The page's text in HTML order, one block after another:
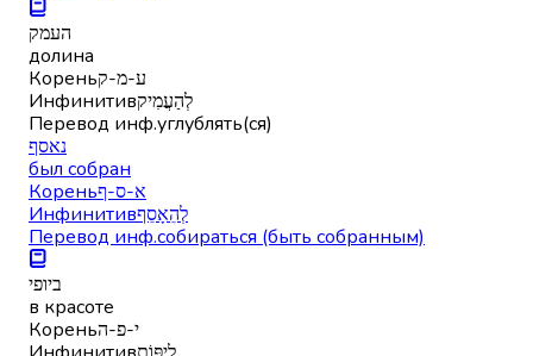
העמק
долина
Кореньע-מ-ק
Инфинитивלְהַעֲמִיק
Перевод инф.углублять(ся)
נאסף
был собран
Кореньא-ס-ף
Инфинитивלְהֵאָסֵף
Перевод инф.собираться (быть собранным)
ביופי
в красоте
Кореньי-פ-ה